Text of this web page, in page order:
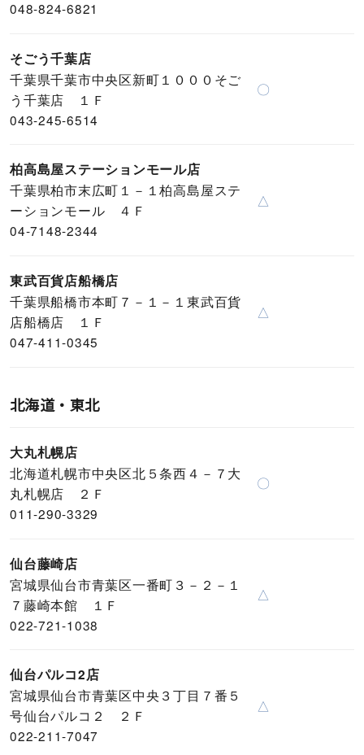
048-824-6821
そごう千葉店
千葉県千葉市中央区新町１０００そご
う千葉店 １Ｆ
043-245-6514
〇
柏高島屋ステーションモール店
千葉県柏市末広町１－１柏高島屋ステ
ーションモール ４Ｆ
04-7148-2344
△
東武百貨店船橋店
千葉県船橋市本町７－１－１東武百貨
店船橋店 １Ｆ
047-411-0345
△
北海道・東北
大丸札幌店
北海道札幌市中央区北５条西４－７大
丸札幌店 ２Ｆ
011-290-3329
〇
仙台藤崎店
宮城県仙台市青葉区一番町３－２－１
７藤崎本館 １Ｆ
022-721-1038
△
仙台パルコ2店
宮城県仙台市青葉区中央３丁目７番５
号仙台パルコ２ ２Ｆ
022-211-7047
△